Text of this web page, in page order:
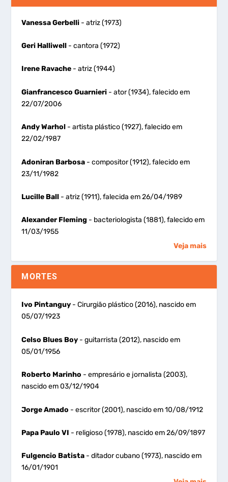
Vanessa Gerbelli - atriz (1973)
Geri Halliwell - cantora (1972)
Irene Ravache - atriz (1944)
Gianfrancesco Guarnieri - ator (1934), falecido em
22/07/2006
Andy Warhol - artista plástico (1927), falecido em
22/02/1987
Adoniran Barbosa - compositor (1912), falecido em
23/11/1982
Lucille Ball - atriz (1911), falecida em 26/04/1989
Alexander Fleming - bacteriologista (1881), falecido em
11/03/1955
Veja mais
MORTES
Ivo Pintanguy - Cirurgião plástico (2016), nascido em
05/07/1923
Celso Blues Boy - guitarrista (2012), nascido em
05/01/1956
Roberto Marinho - empresário e jornalista (2003),
nascido em 03/12/1904
Jorge Amado - escritor (2001), nascido em 10/08/1912
Papa Paulo VI - religioso (1978), nascido em 26/09/1897
Fulgencio Batista - ditador cubano (1973), nascido em
16/01/1901